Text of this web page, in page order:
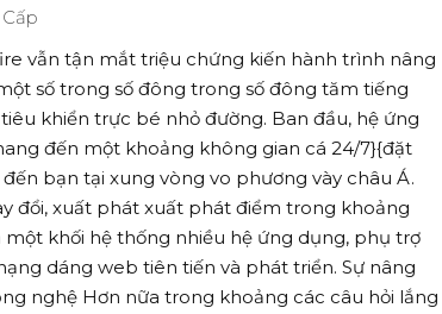
vẫn tận mắt triệu chứng kiến hành trình nâng
số trong số đông trong số đông tăm tiếng
khiển trực bé nhỏ đường. Ban đầu, hệ ứng
đến một khoảng không gian cá 24/7}{đặt
bạn tại xung vòng vo phương vày châu Á.
đổi, xuất phát xuất phát điểm trong khoảng
khối hệ thống nhiều hệ ứng dụng, phụ trợ
dáng web tiên tiến và phát triển. Sự nâng
nghệ Hơn nữa trong khoảng các câu hỏi lắng